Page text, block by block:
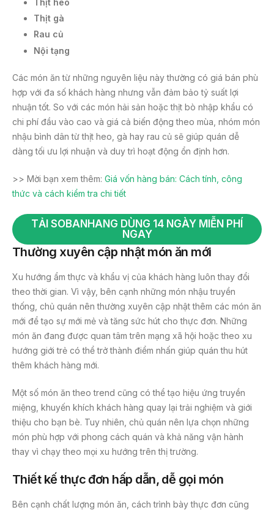
Thịt heo
Thịt gà
Rau củ
Nội tạng
Các món ăn từ những nguyên liệu này thường có giá bán phù
hợp với đa số khách hàng nhưng vẫn đảm bảo tỷ suất lợi
nhuận tốt. So với các món hải sản hoặc thịt bò nhập khẩu có
chi phí đầu vào cao và giá cả biến động theo mùa, nhóm món
nhậu bình dân từ thịt heo, gà hay rau củ sẽ giúp quán dễ
dàng tối ưu lợi nhuận và duy trì hoạt động ổn định hơn.
>> Mời bạn xem thêm: Giá vốn hàng bán: Cách tính, công
thức và cách kiểm tra chi tiết
TẢI SOBANHANG DÙNG 14 NGÀY MIỄN PHÍ
NGAY
Thường xuyên cập nhật món ăn mới
Xu hướng ẩm thực và khẩu vị của khách hàng luôn thay đổi
theo thời gian. Vì vậy, bên cạnh những món nhậu truyền
thống, chủ quán nên thường xuyên cập nhật thêm các món ăn
mới để tạo sự mới mẻ và tăng sức hút cho thực đơn. Những
món ăn đang được quan tâm trên mạng xã hội hoặc theo xu
hướng giới trẻ có thể trở thành điểm nhấn giúp quán thu hút
thêm khách hàng mới.
Một số món ăn theo trend cũng có thể tạo hiệu ứng truyền
miệng, khuyến khích khách hàng quay lại trải nghiệm và giới
thiệu cho bạn bè. Tuy nhiên, chủ quán nên lựa chọn những
món phù hợp với phong cách quán và khả năng vận hành
thay vì chạy theo mọi xu hướng trên thị trường.
Thiết kế thực đơn hấp dẫn, dễ gọi món
Bên cạnh chất lượng món ăn, cách trình bày thực đơn cũng